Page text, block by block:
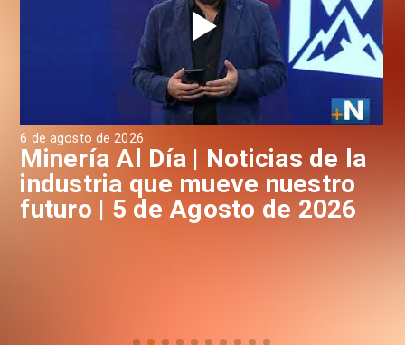
6 de agosto de 2026
Minería Al Día | Noticias de la
industria que mueve nuestro
futuro | 5 de Agosto de 2026